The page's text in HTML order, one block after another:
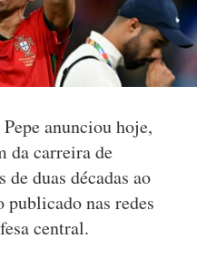
anunciou hoje,
da carreira de
duas décadas ao
nas redes
central.